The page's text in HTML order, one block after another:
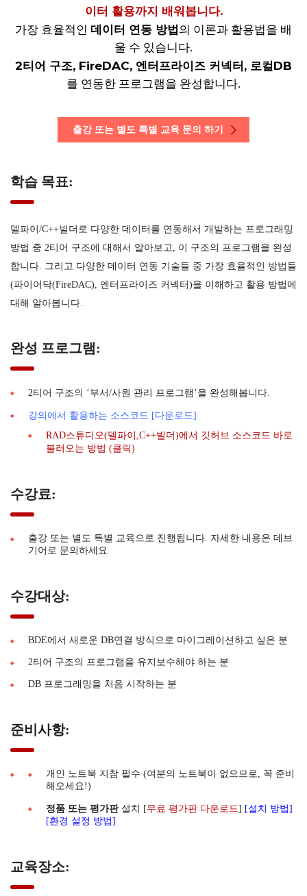
이터 활용까지 배워봅니다.
가장 효율적인 데이터 연동 방법 의 이론과 활용법을 배
울 수 있습니다.
2티어 구조, FireDAC, 엔터프라이즈 커넥터, 로컬DB
를 연동한 프로그램을 완성합니다.
출강 또는 별도 특별 교육 문의 하기
학습 목표:
델파이/C++빌더로 다양한 데이터를 연동해서 개발하는 프로그래밍
방법 중 2티어 구조에 대해서 알아보고, 이 구조의 프로그램을 완성
합니다. 그리고 다양한 데이터 연동 기술들 중 가장 효율적인 방법들
(파이어닥(FireDAC), 엔터프라이즈 커넥터)을 이해하고 활용 방법에
대해 알아봅니다.
완성 프로그램:
2티어 구조의 ‘부서/사원 관리 프로그램’을 완성해봅니다.
강의에서 활용하는 소스코드 [다운로드]
RAD스튜디오(델파이,C++빌더)에서 깃허브 소스코드 바로
불러오는 방법 (클릭)
수강료:
출강 또는 별도 특별 교육으로 진행됩니다. 자세한 내용은 데브
기어로 문의하세요
수강대상:
BDE에서 새로운 DB연결 방식으로 마이그레이션하고 싶은 분
2티어 구조의 프로그램을 유지보수해야 하는 분
DB 프로그래밍을 처음 시작하는 분
준비사항:
개인 노트북 지참 필수 (여분의 노트북이 없으므로, 꼭 준비
해오세요!)
정품 또는 평가판설치 [무료 평가판 다운로드] [설치 방법]
[환경 설정 방법]
교육장소: